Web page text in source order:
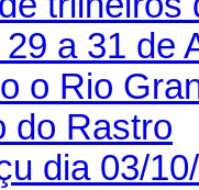
a 31 de
o Rio
do Rastro
dia 03/